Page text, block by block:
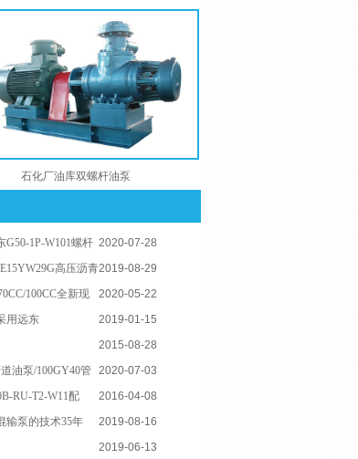
石化厂油库双螺杆油泵
2020-07-28
1P-W101螺杆
2019-08-29
高压沥青
2020-05-22
100CC全新现
2019-01-15
用远东
2015-08-28
2020-07-03
油泵/100GY40管
2016-04-08
RU-T2-W11配
2019-08-16
输泵的技术35年
2019-06-13